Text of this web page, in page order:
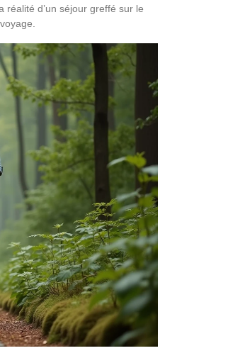
d’un séjour greffé sur le